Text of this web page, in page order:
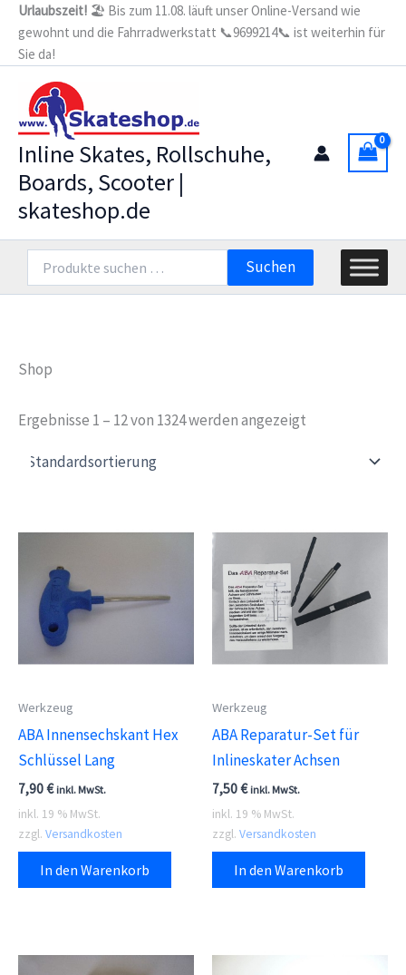
Zum
Inhalt
springen
Urlaubszeit! 🏖️ Bis zum 11.08. läuft unser Online-Versand wie
gewohnt und die Fahrradwerkstatt 📞9699214📞 ist weiterhin für
Sie da!
Inline Skates, Rollschuhe,
Boards, Scooter |
skateshop.de
nach:
Suchen
Shop
Ergebnisse 1 – 12 von 1324 werden angezeigt
Werkzeug
ABA Innensechskant Hex
Schlüssel Lang
7,90€ inkl. MwSt.
inkl. 19 % MwSt.
zzgl. Versandkosten
In den Warenkorb
Werkzeug
ABA Reparatur-Set für
Inlineskater Achsen
7,50€ inkl. MwSt.
inkl. 19 % MwSt.
zzgl. Versandkosten
In den Warenkorb